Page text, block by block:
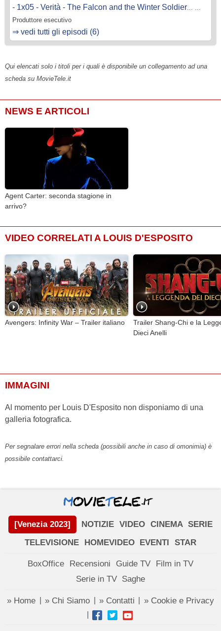
- 1x05 - Verità - The Falcon and the Winter Soldier... ...
Produttore esecutivo
⇒ vedi tutti gli episodi (6)
Qui elencati solo i titoli per i quali è disponibile un collegamento ad una
scheda su MovieTele.it
NEWS E ARTICOLI
Agent Carter: seconda stagione in
arrivo?
VIDEO CORRELATI A LOUIS D'ESPOSITO
Avengers: Infinity War – Trailer italiano
Trailer Shang-Chi e la
Dieci Anelli
IMMAGINI
Al momento per Louis D'Esposito non disponiamo di una
galleria fotografica.
Per segnalare errori nella scheda (possibili anche in caso di omonimia) è
possibile contattarci.
[Venezia 2023] NOTIZIE VIDEO CINEMA SERIE
TELEVISIONE
HOMEVIDEO EVENTI STAR
BoxOffice Recensioni Guide TV
Film in TV
Serie in TV Saghe
» Home » Chi Siamo » Contatti » Cookie e Privacy